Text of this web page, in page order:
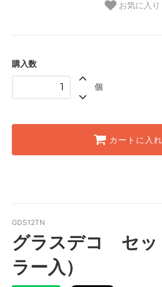
お気に入り
購入数
個
カートに入
GDS12TN
グラスデコ セ
ラー入）